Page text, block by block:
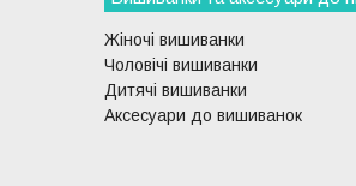
Жіночі вишиванки
Чоловічі вишиванки
Дитячі вишиванки
Аксесуари до вишиванок